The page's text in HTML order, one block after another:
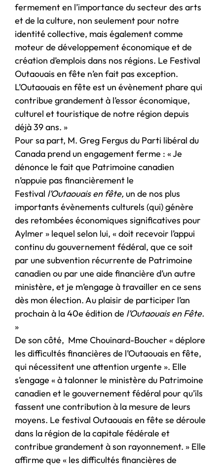
fermement en l’importance du secteur des arts
et de la culture, non seulement pour notre
identité collective, mais également comme
moteur de développement économique et de
création d’emplois dans nos régions. Le Festival
Outaouais en fête n’en fait pas exception.
L’Outaouais en fête est un évènement phare qui
contribue grandement à l’essor économique,
culturel et touristique de notre région depuis
déjà 39 ans. »
Pour sa part, M. Greg Fergus du Parti libéral du
Canada prend un engagement ferme : « Je
dénonce le fait que Patrimoine canadien
n’appuie pas financièrement le
Festival l’Outaouais en fête, un de nos plus
importants évènements culturels (qui) génère
des retombées économiques significatives pour
Aylmer » lequel selon lui, « doit recevoir l’appui
continu du gouvernement fédéral, que ce soit
par une subvention récurrente de Patrimoine
canadien ou par une aide financière d’un autre
ministère, et je m’engage à travailler en ce sens
dès mon élection. Au plaisir de participer l’an
prochain à la 40e édition de l’Outaouais en Fête.
»
De son côté, Mme Chouinard-Boucher « déplore
les difficultés financières de l’Outaouais en fête,
qui nécessitent une attention urgente ». Elle
s’engage « à talonner le ministère du Patrimoine
canadien et le gouvernement fédéral pour qu’ils
fassent une contribution à la mesure de leurs
moyens. Le festival Outaouais en fête se déroule
dans la région de la capitale fédérale et
contribue grandement à son rayonnement. » Elle
affirme que « les difficultés financières de